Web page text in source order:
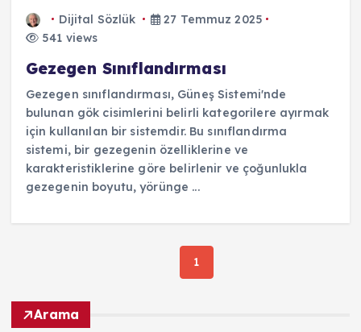
Dijital Sözlük
27 Temmuz 2025
541 views
Gezegen Sınıflandırması
Gezegen sınıflandırması, Güneş Sistemi'nde
bulunan gök cisimlerini belirli kategorilere ayırmak
için kullanılan bir sistemdir. Bu sınıflandırma
sistemi, bir gezegenin özelliklerine ve
karakteristiklerine göre belirlenir ve çoğunlukla
gezegenin boyutu, yörünge ...
1
Arama